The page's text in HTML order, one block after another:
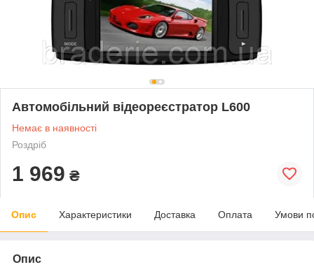
Автомобільний відеореєстратор L600
Немає в наявності
Роздріб
1 969 ₴
Опис Характеристики Доставка Оплата Умови
Опис